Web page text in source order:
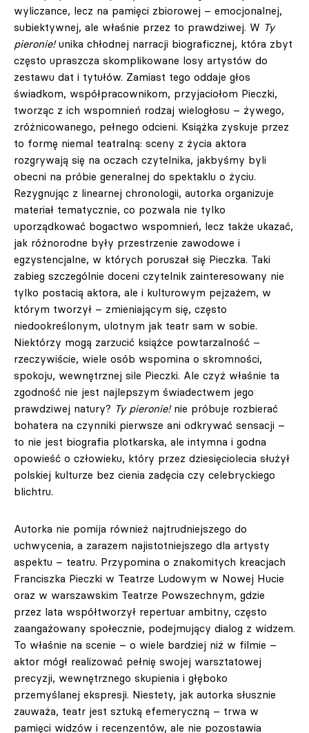
wyliczance, lecz na pamięci zbiorowej – emocjonalnej,
subiektywnej, ale właśnie przez to prawdziwej. W Ty
pieronie!unika chłodnej narracji biograficznej, która zbyt
często upraszcza skomplikowane losy artystów do
zestawu dat i tytułów. Zamiast tego oddaje głos
świadkom, współpracownikom, przyjaciołom Pieczki,
tworząc z ich wspomnień rodzaj wielogłosu – żywego,
zróżnicowanego, pełnego odcieni. Książka zyskuje przez
to formę niemal teatralną: sceny z życia aktora
rozgrywają się na oczach czytelnika, jakbyśmy byli
obecni na próbie generalnej do spektaklu o życiu.
Rezygnując z linearnej chronologii, autorka organizuje
materiał tematycznie, co pozwala nie tylko
uporządkować bogactwo wspomnień, lecz także ukazać,
jak różnorodne były przestrzenie zawodowe i
egzystencjalne, w których poruszał się Pieczka. Taki
zabieg szczególnie doceni czytelnik zainteresowany nie
tylko postacią aktora, ale i kulturowym pejzażem, w
którym tworzył – zmieniającym się, często
niedookreślonym, ulotnym jak teatr sam w sobie.
Niektórzy mogą zarzucić książce powtarzalność –
rzeczywiście, wiele osób wspomina o skromności,
spokoju, wewnętrznej sile Pieczki. Ale czyż właśnie ta
zgodność nie jest najlepszym świadectwem jego
prawdziwej natury? Ty pieronie!nie próbuje rozbierać
bohatera na czynniki pierwsze ani odkrywać sensacji –
to nie jest biografia plotkarska, ale intymna i godna
opowieść o człowieku, który przez dziesięciolecia służył
polskiej kulturze bez cienia zadęcia czy celebryckiego
blichtru.
Autorka nie pomija również najtrudniejszego do
uchwycenia, a zarazem najistotniejszego dla artysty
aspektu – teatru. Przypomina o znakomitych kreacjach
Franciszka Pieczki w Teatrze Ludowym w Nowej Hucie
oraz w warszawskim Teatrze Powszechnym, gdzie
przez lata współtworzył repertuar ambitny, często
zaangażowany społecznie, podejmujący dialog z widzem.
To właśnie na scenie – o wiele bardziej niż w filmie –
aktor mógł realizować pełnię swojej warsztatowej
precyzji, wewnętrznego skupienia i głęboko
przemyślanej ekspresji. Niestety, jak autorka słusznie
zauważa, teatr jest sztuką efemeryczną – trwa w
pamięci widzów i recenzentów, ale nie pozostawia